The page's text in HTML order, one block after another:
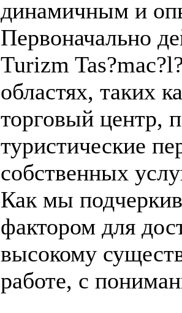
динамичным и
Первоначально
Turizm
областях, таких
торговый центр,
туристические
собственных
Как мы
фактором для
высокому
работе, с